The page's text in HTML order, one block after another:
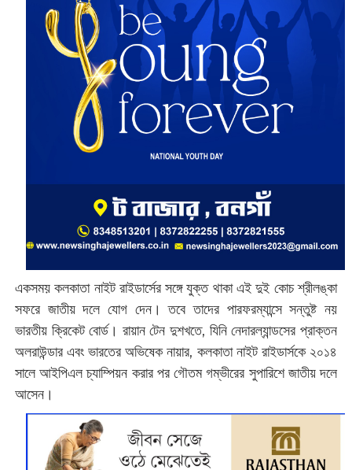
একসময় কলকাতা নাইট রাইডার্সের সঙ্গে যুক্ত থাকা এই দুই কোচ শ্রীলঙ্কা
সফরে জাতীয় দলে যোগ দেন। তবে তাদের পারফরম্যান্সে সন্তুষ্ট নয়
ভারতীয় ক্রিকেট বোর্ড। রায়ান টেন দুশখতে, যিনি নেদারল্যান্ডসের প্রাক্তন
অলরাউন্ডার এবং ভারতের অভিষেক নায়ার, কলকাতা নাইট রাইডার্সকে ২০১৪
সালে আইপিএল চ্যাম্পিয়ন করার পর গৌতম গম্ভীরের সুপারিশে জাতীয় দলে
আসেন।